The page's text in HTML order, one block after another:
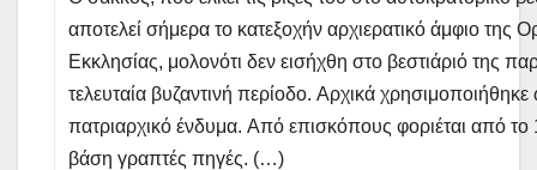
αποτελεί σήμερα το κατεξοχήν αρχιερατικό άμφιο της
Eκκλησίας, μολονότι δεν εισήχθη στο βεστιάριό της
τελευταία βυζαντινή περίοδο. Aρχικά
πατριαρχικό ένδυμα. Aπό επισκόπους φοριέται από
βάση γραπτές πηγές. (…)